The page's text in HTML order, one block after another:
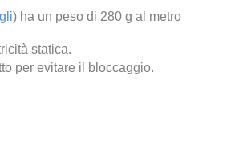
) ha un peso di 280 g al metro
statica.
per evitare il bloccaggio.